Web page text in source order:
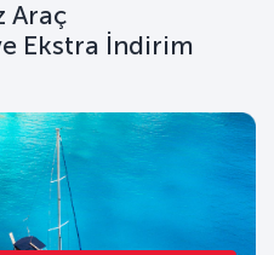
Araç
Ekstra İndirim